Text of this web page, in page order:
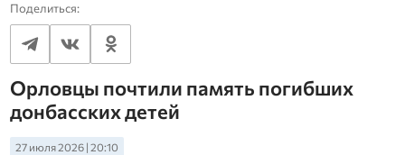
Поделиться:
Орловцы почтили память погибших
донбасских детей
27 июля 2026 | 20:10